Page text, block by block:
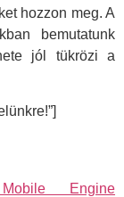
hozzon meg. A
bemutatunk
jól tükrözi a
Engine